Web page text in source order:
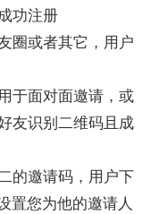
功注册
圈或者其它，用户
于面对面邀请，或
友识别二维码且成
的邀请码，用户下
置您为他的邀请人